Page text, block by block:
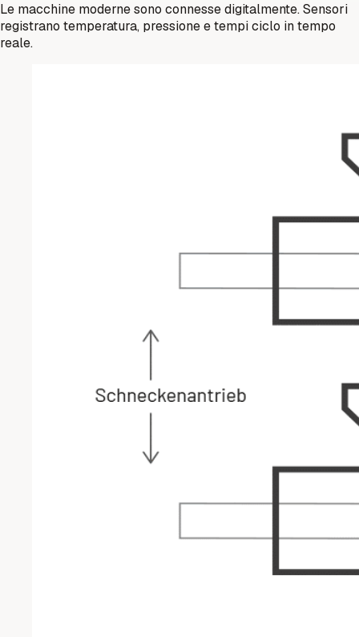
Le macchine moderne sono connesse digitalmente. Sensori
registrano temperatura, pressione e tempi ciclo in tempo
reale.